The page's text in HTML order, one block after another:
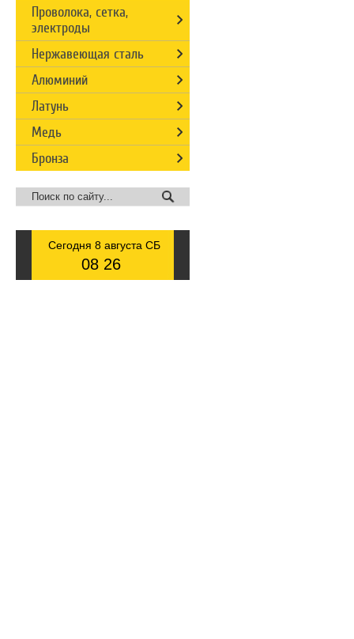
Проволока, сетка,
электроды
Нержавеющая сталь
Алюминий
Латунь
Медь
Бронза
Сегодня 8 августа СБ
08: 26